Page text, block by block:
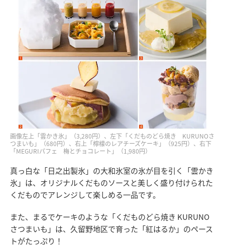
画像左上「雲かき氷」（3,280円）、左下「くだものどら焼き KURUNOさ
つまいも」（680円）、右上「檸檬のレアチーズケーキ」（925円）、右下
「MEGURIパフェ 梅とチョコレート」（1,980円）
真っ白な「日之出製氷」の大和氷室の氷が目を引く「雲かき
氷」は、オリジナルくだものソースと美しく盛り付けられた
くだものでアレンジして楽しめる一品です。
また、まるでケーキのような「くだものどら焼き KURUNO
さつまいも」は、久留野地区で育った「紅はるか」のペース
トがたっぷり！